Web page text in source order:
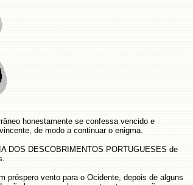
honestamente se confessa vencido e
de modo a continuar o enigma.
DOS DESCOBRIMENTOS PORTUGUESES de
próspero vento para o Ocidente, depois de alguns